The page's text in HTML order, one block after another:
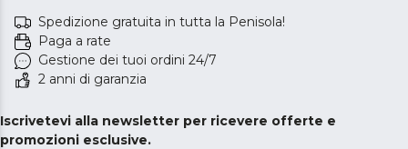
Spedizione gratuita in tutta la Penisola!
Paga a rate
Gestione dei tuoi ordini 24/7
2 anni di garanzia
Iscrivetevi alla newsletter per ricevere offerte e
promozioni esclusive.